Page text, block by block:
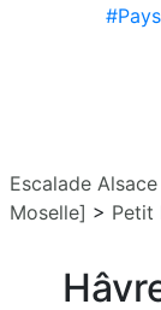
Escalade Alsace
Moselle] > Petit